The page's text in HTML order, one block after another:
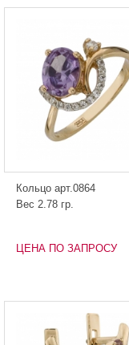
Кольцо арт.0864
Вес 2.78 гр.
ЦЕНА ПО ЗАПРОСУ